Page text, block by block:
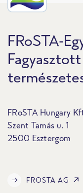
FRoSTA-
FRoSTA Hungary
Szent Tamás u. 1
2500 Esztergom
FROSTA AG